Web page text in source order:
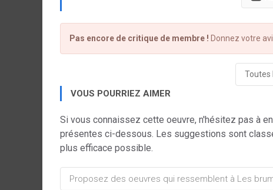
Pas encore de critique de membre ! Donnez votre
Toutes
VOUS POURRIEZ AIMER
Si vous connaissez cette oeuvre, n'hésitez pas à
présentes ci-dessous. Les suggestions sont
plus efficace possible.